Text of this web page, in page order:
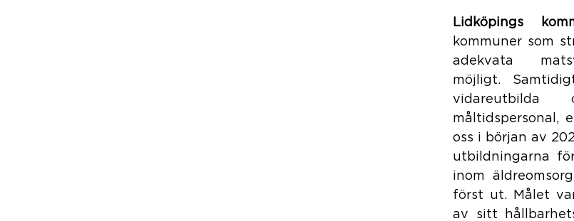
Lidköpings
kommuner som
adekvata
möjligt.
måltidspersonal,
oss i början av
utbildningarna
inom
först ut. Målet
av sitt